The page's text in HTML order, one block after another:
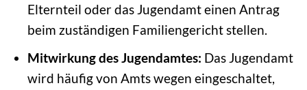
Elternteil oder das Jugendamt einen Antrag
beim zuständigen Familiengericht stellen.
Mitwirkung des Jugendamtes: Das Jugendamt
wird häufig von Amts wegen eingeschaltet,